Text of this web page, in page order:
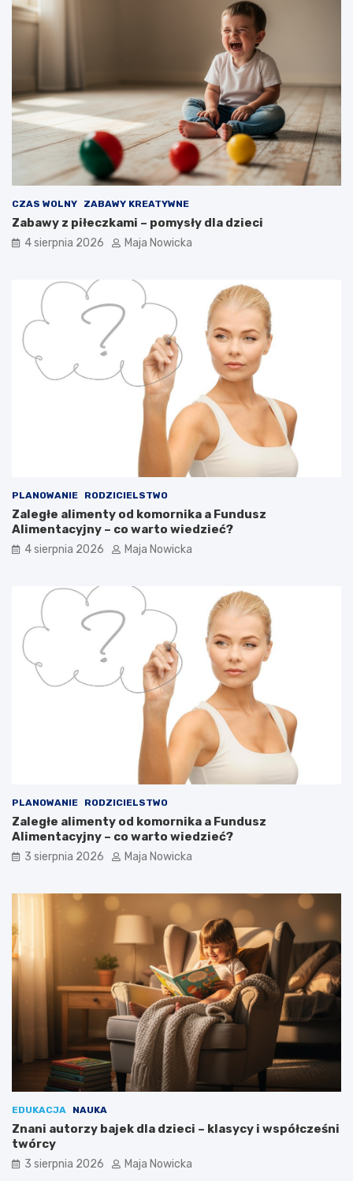
CZAS WOLNY ZABAWY KREATYWNE
Zabawy z piłeczkami – pomysły dla dzieci
4 sierpnia 2026 Maja Nowicka
PLANOWANIE RODZICIELSTWO
Zaległe alimenty od komornika a Fundusz
Alimentacyjny – co warto wiedzieć?
4 sierpnia 2026 Maja Nowicka
PLANOWANIE RODZICIELSTWO
Zaległe alimenty od komornika a Fundusz
Alimentacyjny – co warto wiedzieć?
3 sierpnia 2026 Maja Nowicka
EDUKACJA NAUKA
Znani autorzy bajek dla dzieci – klasycy i współcześni
twórcy
3 sierpnia 2026 Maja Nowicka